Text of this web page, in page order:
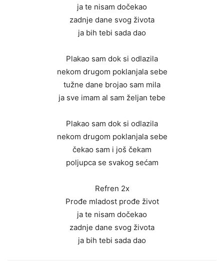
ja te nisam dočekao
zadnje dane svog života
ja bih tebi sada dao
Plakao sam dok si odlazila
nekom drugom poklanjala sebe
tužne dane brojao sam mila
ja sve imam al sam željan tebe
Plakao sam dok si odlazila
nekom drugom poklanjala sebe
čekao sam i još čekam
poljupca se svakog sećam
Refren 2x
Prođe mladost prođe život
ja te nisam dočekao
zadnje dane svog života
ja bih tebi sada dao